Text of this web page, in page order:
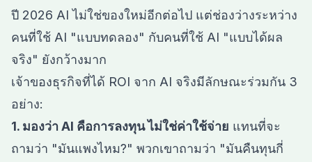
ปี 2026 AI ไม่ใช่ของใหม่อีกต่อไป แต่ช่องว่างระหว่าง
คนที่ใช้ AI "แบบทดลอง" กับคนที่ใช้ AI "แบบได้ผล
จริง" ยังกว้างมาก
เจ้าของธุรกิจที่ได้ ROI จาก AI จริงมีลักษณะร่วมกัน 3
อย่าง:
1. มองว่า AI คือการลงทุน ไม่ใช่ค่าใช้จ่าย แทนที่จะ
ถามว่า "มันแพงไหม?" พวกเขาถามว่า "มันคืนทุนกี่